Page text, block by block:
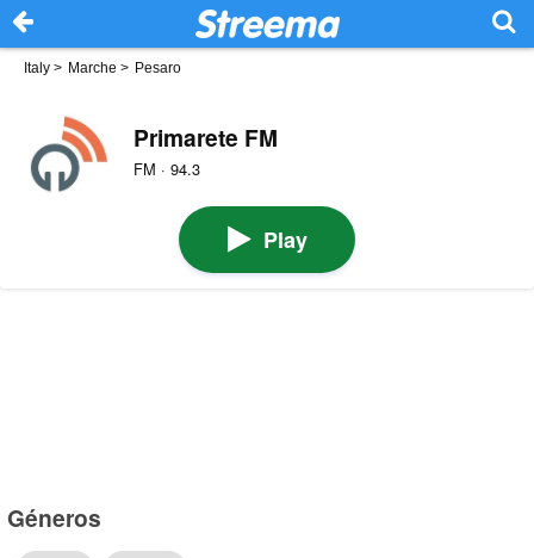
Italy > Marche > Pesaro
Primarete FM
FM · 94.3
Play
Géneros